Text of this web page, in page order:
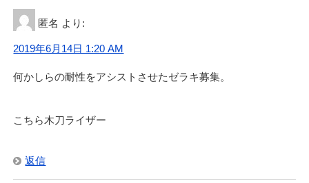
匿名 より:
2019年6月14日 1:20 AM
何かしらの耐性をアシストさせたゼラキ募集。
こちら木刀ライザー
返信